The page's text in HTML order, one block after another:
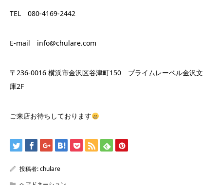
TEL 080-4169-2442
E-mail info@chulare.com
〒236-0016 横浜市金沢区谷津町150 プライムレーベル金沢文
庫2F
ご来店お待ちしております
投稿者:chulare